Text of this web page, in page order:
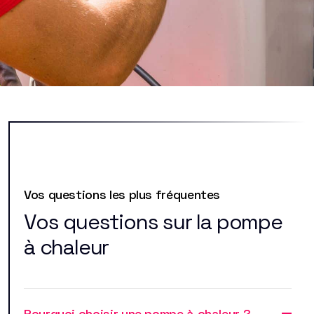
Vos questions les plus fréquentes
Vos questions sur la pompe
à chaleur